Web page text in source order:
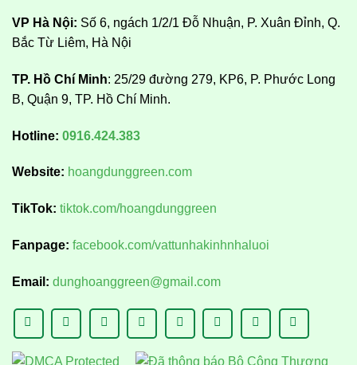
VP Hà Nội: Số 6, ngách 1/2/1 Đỗ Nhuận, P. Xuân Đỉnh, Q.
Bắc Từ Liêm, Hà Nội
TP. Hồ Chí Minh: 25/29 đường 279, KP6, P. Phước Long
B, Quận 9, TP. Hồ Chí Minh.
Hotline: 0916.424.383
Website: hoangdunggreen.com
TikTok: tiktok.com/hoangdunggreen
Fanpage: facebook.com/vattunhakinhnhaluoi
Email: dunghoanggreen@gmail.com